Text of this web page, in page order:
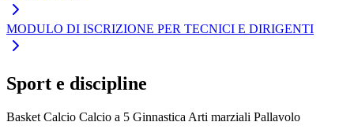
MODULO DI ISCRIZIONE PER TECNICI E DIRIGENTI
Sport e discipline
Basket Calcio Calcio a 5 Ginnastica Arti marziali Pallavolo